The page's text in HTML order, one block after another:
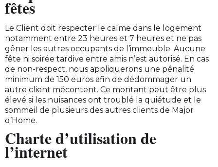
fêtes
Le Client doit respecter le calme dans le logement
notamment entre 23 heures et 7 heures et ne pas
gêner les autres occupants de l’immeuble. Aucune
fête ni soirée tardive entre amis n’est autorisé. En cas
de non-respect, nous appliquerons une pénalité
minimum de 150 euros afin de dédommager un
autre client mécontent. Ce montant peut être plus
élevé si les nuisances ont troublé la quiétude et le
sommeil de plusieurs des autres clients de Major
d’Home.
Charte d’utilisation de
l’internet